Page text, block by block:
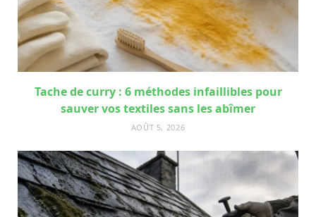
Tache de curry : 6 méthodes infaillibles pour
sauver vos textiles sans les abîmer
AOÛT 5, 2026